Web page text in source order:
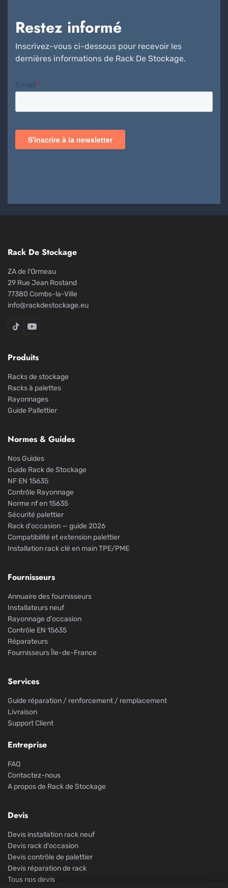
Restez informé
Inscrivez-vous ci-dessous pour recevoir les
dernières informations de Rack De Stockage.
Rack De Stockage
ZA de l'Ormeau
29 Rue Jean Rostand
77380 Combs-la-Ville
info@rackdestockage.eu
Rack De Stockage sur TikTok
Rack De Stockage sur YouTube
Produits
Racks de stockage
Racks à palettes
Rayonnages
Guide Pallettier
Normes & Guides
Nos Guides
Guide Rack de Stockage
NF EN 15635
Contrôle Rayonnage
Norme nf en 15635
Sécurité palettier
Rack d'occasion — guide 2026
Compatibilité et extension palettier
Installation rack clé en main TPE/PME
Fournisseurs
Annuaire des fournisseurs
Installateurs neuf
Rayonnage d'occasion
Contrôle EN 15635
Réparateurs
Fournisseurs Île-de-France
Services
Guide réparation / renforcement / remplacement
Livraison
Support Client
Entreprise
FAQ
Contactez-nous
A propos de Rack de Stockage
Devis
Devis installation rack neuf
Devis rack d'occasion
Devis contrôle de palettier
Devis réparation de rack
Tous nos devis